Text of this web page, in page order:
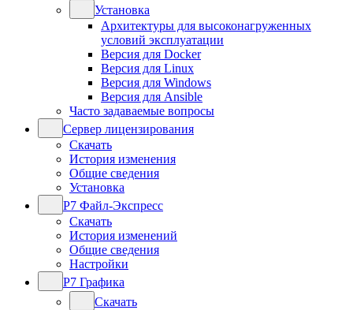
Установка
Архитектуры для высоконагруженных
условий эксплуатации
Версия для Docker
Версия для Linux
Версия для Windows
Версия для Ansible
Часто задаваемые вопросы
Сервер лицензирования
Скачать
История изменения
Общие сведения
Установка
Р7 Файл-Экспресс
Скачать
История изменений
Общие сведения
Настройки
Р7 Графика
Скачать